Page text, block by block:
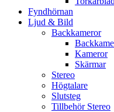
Fyndhörnan
Ljud & Bild
Backkameror
Kameror
Skärmar
Stereo
Högtalare
Slutsteg
Tillbehör Stereo